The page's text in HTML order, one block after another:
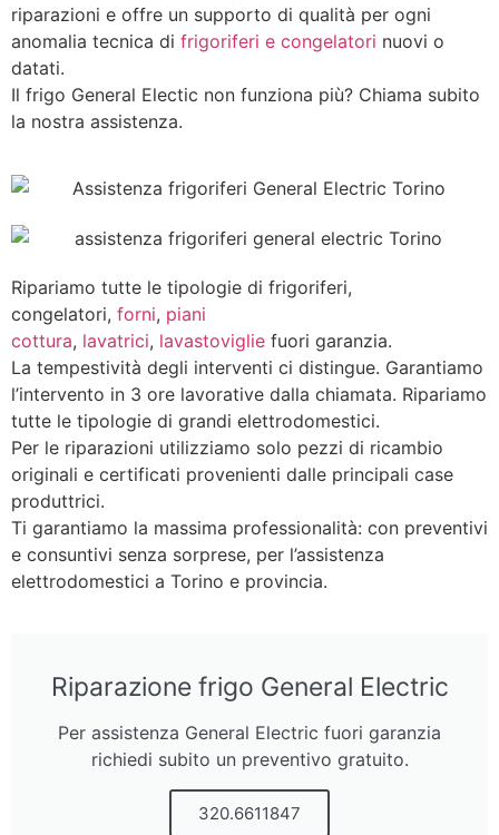
riparazioni e offre un supporto di qualità per ogni
anomalia tecnica di frigoriferi e congelatori nuovi o
datati.
Il frigo General Electic non funziona più? Chiama subito
la nostra assistenza.
Ripariamo tutte le tipologie di frigoriferi,
congelatori, forni, piani
cottura, lavatrici, lavastoviglie fuori garanzia.
La tempestività degli interventi ci distingue. Garantiamo
l’intervento in 3 ore lavorative dalla chiamata. Ripariamo
tutte le tipologie di grandi elettrodomestici.
Per le riparazioni utilizziamo solo pezzi di ricambio
originali e certificati provenienti dalle principali case
produttrici.
Ti garantiamo la massima professionalità: con preventivi
e consuntivi senza sorprese, per l’assistenza
elettrodomestici a Torino e provincia.
Riparazione frigo General Electric
Per assistenza General Electric fuori garanzia
richiedi subito un preventivo gratuito.
320.6611847